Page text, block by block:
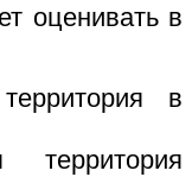
оценивать в
в
территория